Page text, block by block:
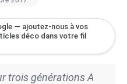
— ajoutez-nous à vos
déco dans votre fil
trois générations A